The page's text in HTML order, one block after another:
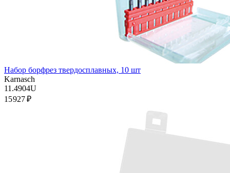
Набор борфрез твердосплавных, 10 шт
Karnasch
11.4904U
15 927 ₽